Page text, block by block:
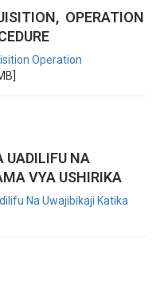
OPERATION
Operation
UADILIFU NA
VYA USHIRIKA
Na Uwajibikaji Katika